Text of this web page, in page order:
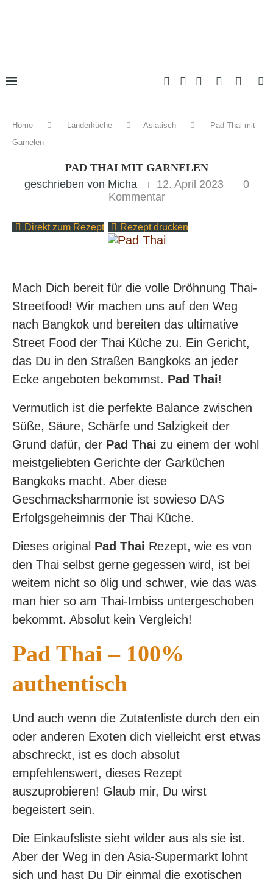
Home Länderküche Asiatisch
Pad Thai mit
Garnelen
PAD THAI MIT GARNELEN
geschrieben von Micha 12. April 2023
0
Kommentar
Direkt zum Rezept Rezept drucken
Mach Dich bereit für die volle Dröhnung Thai-
Streetfood! Wir machen uns auf den Weg
nach Bangkok und bereiten das ultimative
Street Food der Thai Küche zu. Ein Gericht,
das Du in den Straßen Bangkoks an jeder
Ecke angeboten bekommst. Pad Thai!
Vermutlich ist die perfekte Balance zwischen
Süße, Säure, Schärfe und Salzigkeit der
Grund dafür, der Pad Thai zu einem der wohl
meistgeliebten Gerichte der Garküchen
Bangkoks macht. Aber diese
Geschmacksharmonie ist sowieso DAS
Erfolgsgeheimnis der Thai Küche.
Dieses original Pad Thai Rezept, wie es von
den Thai selbst gerne gegessen wird, ist bei
weitem nicht so ölig und schwer, wie das was
man hier so am Thai-Imbiss untergeschoben
bekommt. Absolut kein Vergleich!
Pad Thai – 100%
authentisch
Und auch wenn die Zutatenliste durch den ein
oder anderen Exoten dich vielleicht erst etwas
abschreckt, ist es doch absolut
empfehlenswert, dieses Rezept
auszuprobieren! Glaub mir, Du wirst
begeistert sein.
Die Einkaufsliste sieht wilder aus als sie ist.
Aber der Weg in den Asia-Supermarkt lohnt
sich und hast Du Dir einmal die exotischen